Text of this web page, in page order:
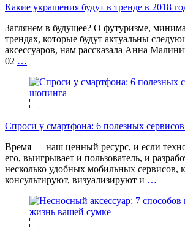
Какие украшения будут в тренде в 2018
Заглянем в будущее? О футуризме,
трендах, которые будут актуальны
аксессуаров, нам рассказала Анна
02 …
Спроси у смартфона: 6 полезных
Время — наш ценный ресурс, и если
его, выигрывает и пользователь, и
несколько удобных мобильных сервисов,
консультируют, визуализируют и …